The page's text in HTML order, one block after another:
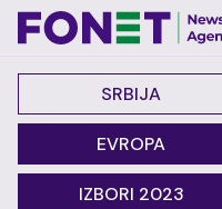
SRBIJA
EVROPA
IZBORI 2023